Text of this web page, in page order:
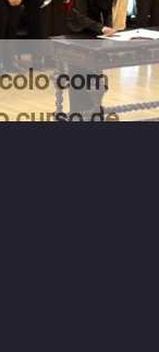
com
curso de